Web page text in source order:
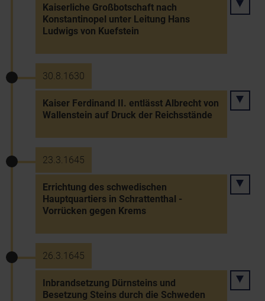
Kaiserliche Großbotschaft nach
Konstantinopel unter Leitung Hans
Ludwigs von Kuefstein
30.8.1630
Kaiser Ferdinand II. entlässt Albrecht von
Wallenstein auf Druck der Reichsstände
23.3.1645
Errichtung des schwedischen
Hauptquartiers in Schrattenthal -
Vorrücken gegen Krems
26.3.1645
Inbrandsetzung Dürnsteins und
Besetzung Steins durch die Schweden